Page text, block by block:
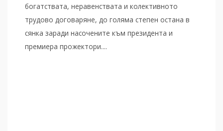
богатствата, неравенствата и колективното
трудово договаряне, до голяма степен остана в
сянка заради насочените към президента и
премиера прожектори....